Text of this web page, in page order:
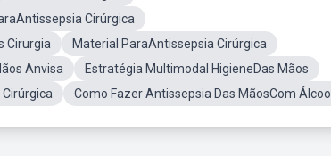
Cirúrgica
Cirurgia
Material ParaAntissepsia Cirúrgica
Anvisa
Estratégia Multimodal HigieneDas Mãos
Como Fazer Antissepsia Das MãosCom Álcool